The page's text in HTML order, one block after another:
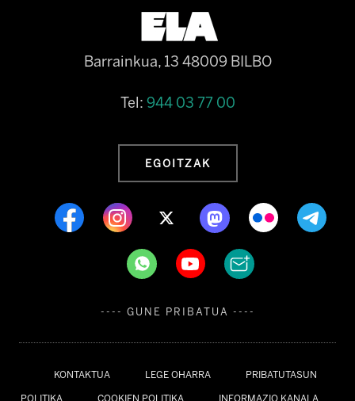
KONTAKTUA LEGE OHARRA PRIBATUTASUN
POLITIKA COOKIEN POLITIKA INFORMAZIO KANALA
Barrainkua, 13 48009 BILBO
Tel: 944 03 77 00
EGOITZAK
---- GUNE PRIBATUA ----